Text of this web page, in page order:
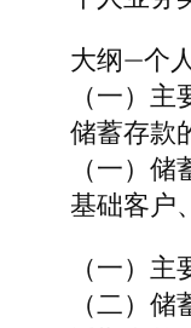
大纲—个
（一）
储蓄存款
（一）
基础客户
（一）
（二）储